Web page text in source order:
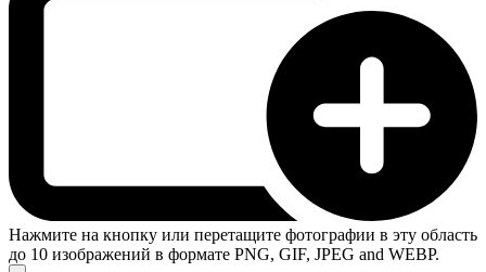
Нажмите на кнопку или перетащите фотографии в эту область
до 10 изображений в формате PNG, GIF, JPEG and WEBP.